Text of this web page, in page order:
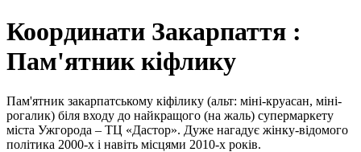
Координати Закарпаття :
Пам'ятник кіфлику
Пам'ятник закарпатському кіфілику (альт: міні-круасан, міні-
рогалик) біля входу до найкращого (на жаль) супермаркету
міста Ужгорода – ТЦ «Дастор». Дуже нагадує жінку-відомого
політика 2000-х і навіть місцями 2010-х років.